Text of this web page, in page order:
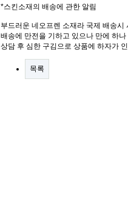
*스킨소재의 배송에 관한 알림
부드러운 네오프렌 소재라 국제 배송
배송에 만전을 기하고 있으나 만에 하
상담 후 심한 구김으로 상품에 하자가
목록